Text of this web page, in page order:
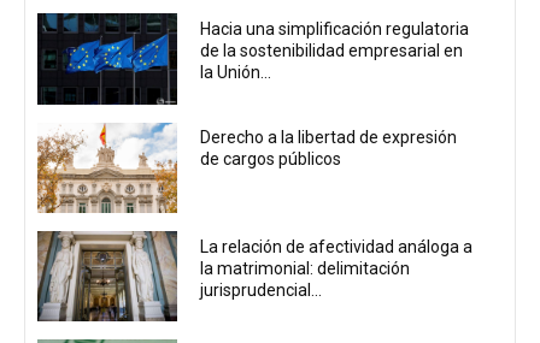
Hacia una simplificación regulatoria
de la sostenibilidad empresarial en
la Unión...
Derecho a la libertad de expresión
de cargos públicos
La relación de afectividad análoga a
la matrimonial: delimitación
jurisprudencial...